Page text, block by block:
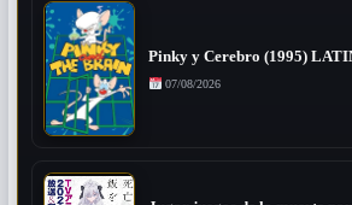
Pinky y Cerebro (1995)
07/08/2026